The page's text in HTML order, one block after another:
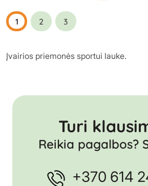
1 2 3
Įvairios priemonės sportui lauke.
Turi
Reikia pagalbos?
+370 614